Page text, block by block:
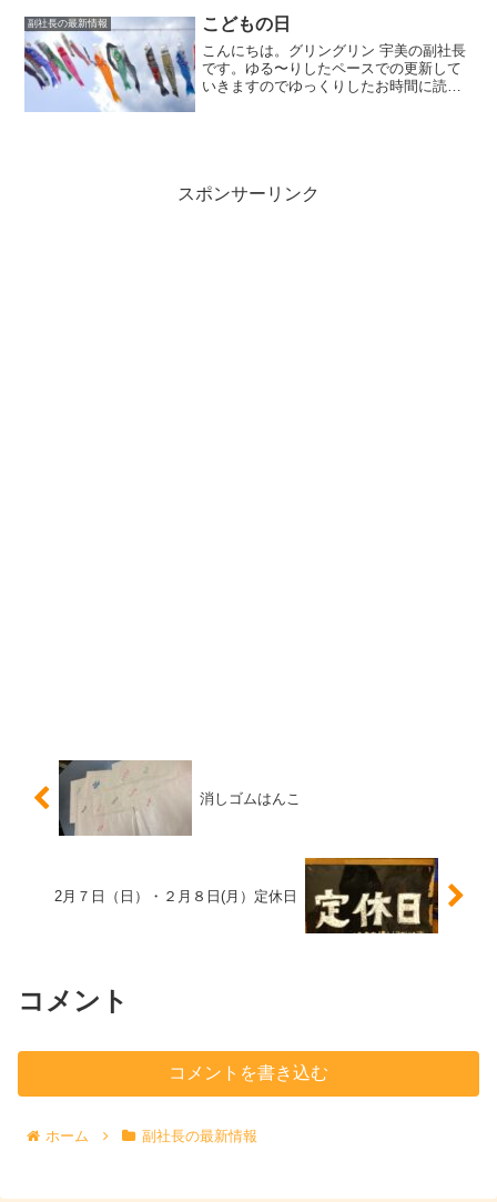
🍧ポケモンのアイスケー...
副社長の最新情報 こどもの日
こんにちは。グリングリン 宇美の副社長
です。ゆる〜りしたペースでの更新して
いきますのでゆっくりしたお時間に読ん
スポンサーリンク
消しゴムはんこ
2月７日（日）・２月８日(月）定休日
コメント
コメントを書き込む
ホーム 副社長の最新情報